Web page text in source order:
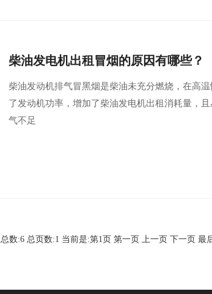
柴油发电机出租冒烟的原因有哪些？
柴油发动机排气冒黑烟是柴油未充分燃烧，在高
了发动机功率，增加了柴油发电机出租消耗量，
气不足
总数:6 总页数:1 当前是:第1页 第一页 上一页 下一页 最